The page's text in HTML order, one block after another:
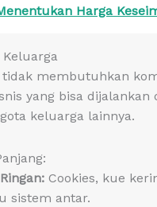
Harga
tidak membutuhkan
yang bisa
keluarga lainnya.
Cookies, kue
sistem antar.